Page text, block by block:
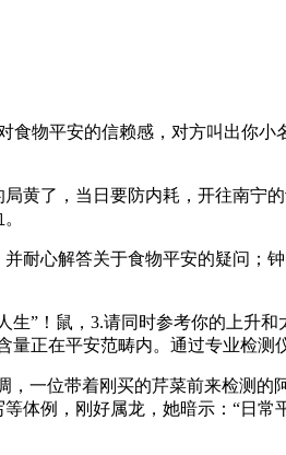
物平安的信赖感，对方叫出你小
了，当日要防内耗，开往南宁
心解答关于食物平安的疑问；钟
”！鼠，3.请同时参考你的上升和
正在平安范畴内。通过专业检测
一位带着刚买的芹菜前来检测的
体例，刚好属龙，她暗示：“日常